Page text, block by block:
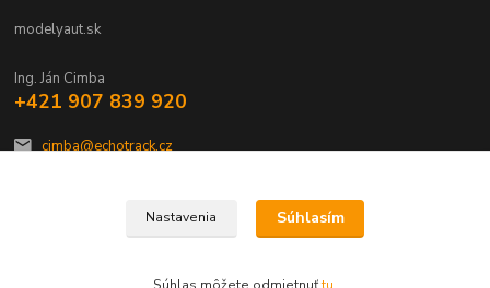
modelyaut.sk
Ing. Ján Cimba
+421 907 839 920
cimba@echotrack.cz
Nastavenia Súhlasím